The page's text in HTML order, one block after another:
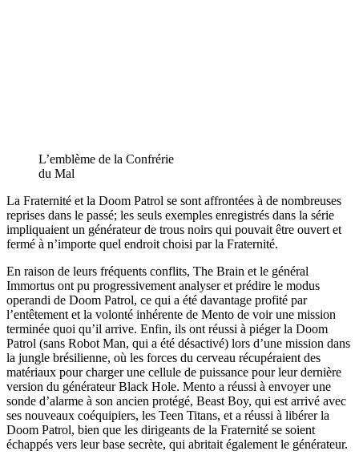
L’emblème de la Confrérie
du Mal
La Fraternité et la Doom Patrol se sont affrontées à de nombreuses
reprises dans le passé; les seuls exemples enregistrés dans la série
impliquaient un générateur de trous noirs qui pouvait être ouvert et
fermé à n’importe quel endroit choisi par la Fraternité.
En raison de leurs fréquents conflits, The Brain et le général
Immortus ont pu progressivement analyser et prédire le modus
operandi de Doom Patrol, ce qui a été davantage profité par
l’entêtement et la volonté inhérente de Mento de voir une mission
terminée quoi qu’il arrive. Enfin, ils ont réussi à piéger la Doom
Patrol (sans Robot Man, qui a été désactivé) lors d’une mission dans
la jungle brésilienne, où les forces du cerveau récupéraient des
matériaux pour charger une cellule de puissance pour leur dernière
version du générateur Black Hole. Mento a réussi à envoyer une
sonde d’alarme à son ancien protégé, Beast Boy, qui est arrivé avec
ses nouveaux coéquipiers, les Teen Titans, et a réussi à libérer la
Doom Patrol, bien que les dirigeants de la Fraternité se soient
échappés vers leur base secrète, qui abritait également le générateur.